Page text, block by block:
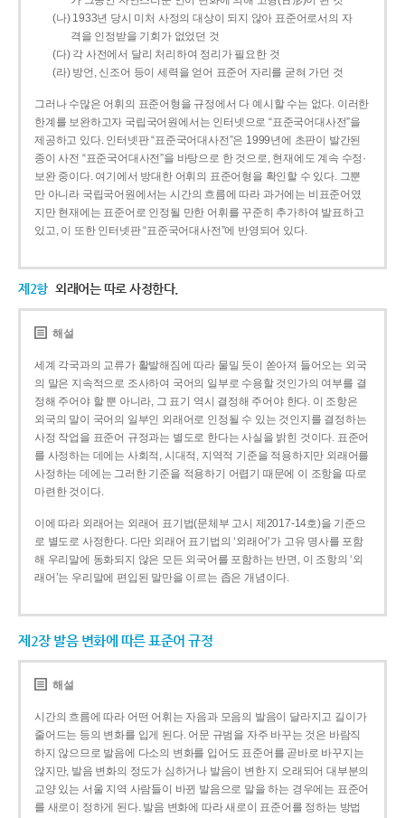
(나) 1933년 당시 미처 사정의 대상이 되지 않아 표준어로서의 자
격을 인정받을 기회가 없었던 것
(다) 각 사전에서 달리 처리하여 정리가 필요한 것
(라) 방언, 신조어 등이 세력을 얻어 표준어 자리를 굳혀 가던 것
그러나 수많은 어휘의 표준어형을 규정에서 다 예시할 수는 없다. 이러한
한계를 보완하고자 국립국어원에서는 인터넷으로 “표준국어대사전”을
제공하고 있다. 인터넷판 “표준국어대사전”은 1999년에 초판이 발간된
종이 사전 “표준국어대사전”을 바탕으로 한 것으로, 현재에도 계속 수정·
보완 중이다. 여기에서 방대한 어휘의 표준어형을 확인할 수 있다. 그뿐
만 아니라 국립국어원에서는 시간의 흐름에 따라 과거에는 비표준어였
지만 현재에는 표준어로 인정될 만한 어휘를 꾸준히 추가하여 발표하고
있고, 이 또한 인터넷판 “표준국어대사전”에 반영되어 있다.
제2항 외래어는 따로 사정한다.
해설
세계 각국과의 교류가 활발해짐에 따라 물밀 듯이 쏟아져 들어오는 외국
의 말은 지속적으로 조사하여 국어의 일부로 수용할 것인가의 여부를 결
정해 주어야 할 뿐 아니라, 그 표기 역시 결정해 주어야 한다. 이 조항은
외국의 말이 국어의 일부인 외래어로 인정될 수 있는 것인지를 결정하는
사정 작업을 표준어 규정과는 별도로 한다는 사실을 밝힌 것이다. 표준어
를 사정하는 데에는 사회적, 시대적, 지역적 기준을 적용하지만 외래어를
사정하는 데에는 그러한 기준을 적용하기 어렵기 때문에 이 조항을 따로
마련한 것이다.
이에 따라 외래어는 외래어 표기법(문체부 고시 제2017-14호)을 기준으
로 별도로 사정한다. 다만 외래어 표기법의 ‘외래어’가 고유 명사를 포함
해 우리말에 동화되지 않은 모든 외국어를 포함하는 반면, 이 조항의 ‘외
래어’는 우리말에 편입된 말만을 이르는 좁은 개념이다.
제2장 발음 변화에 따른 표준어 규정
해설
시간의 흐름에 따라 어떤 어휘는 자음과 모음의 발음이 달라지고 길이가
줄어드는 등의 변화를 입게 된다. 어문 규범을 자주 바꾸는 것은 바람직
하지 않으므로 발음에 다소의 변화를 입어도 표준어를 곧바로 바꾸지는
않지만, 발음 변화의 정도가 심하거나 발음이 변한 지 오래되어 대부분의
교양 있는 서울 지역 사람들이 바뀐 발음으로 말을 하는 경우에는 표준어
를 새로이 정하게 된다. 발음 변화에 따라 새로이 표준어를 정하는 방법